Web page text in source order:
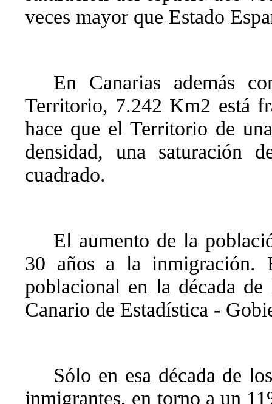
veces mayor que Estado
En Canarias además
Territorio, 7.242 Km2 está
hace que el Territorio de
densidad, una saturación
cuadrado.
El aumento de la
30 años a la inmigración.
poblacional en la década
Canario de Estadística -
Sólo en esa década de
inmigrantes, en torno a un